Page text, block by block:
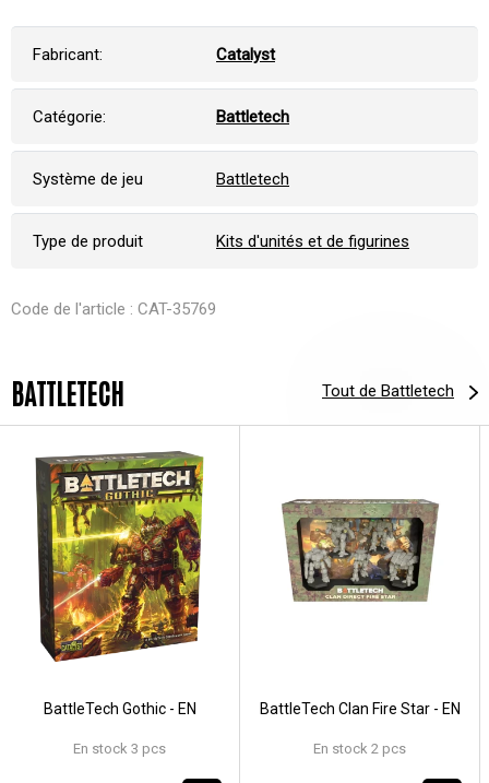
Fabricant: Catalyst
Catégorie: Battletech
Système de jeu Battletech
Type de produit Kits d'unités et de figurines
Code de l'article : CAT-35769
BATTLETECH Tout de Battletech
BattleTech Gothic - EN
En stock 3 pcs
BattleTech Clan Fire Star - EN
En stock 2 pcs